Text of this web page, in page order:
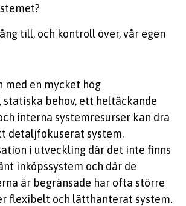
till, och kontroll över, vår egen
med en mycket hög
statiska behov, ett heltäckande
interna systemresurser kan dra
detaljfokuserat system.
i utveckling där det inte finns
inköpssystem och där de
är begränsade har ofta större
flexibelt och lätthanterat system.